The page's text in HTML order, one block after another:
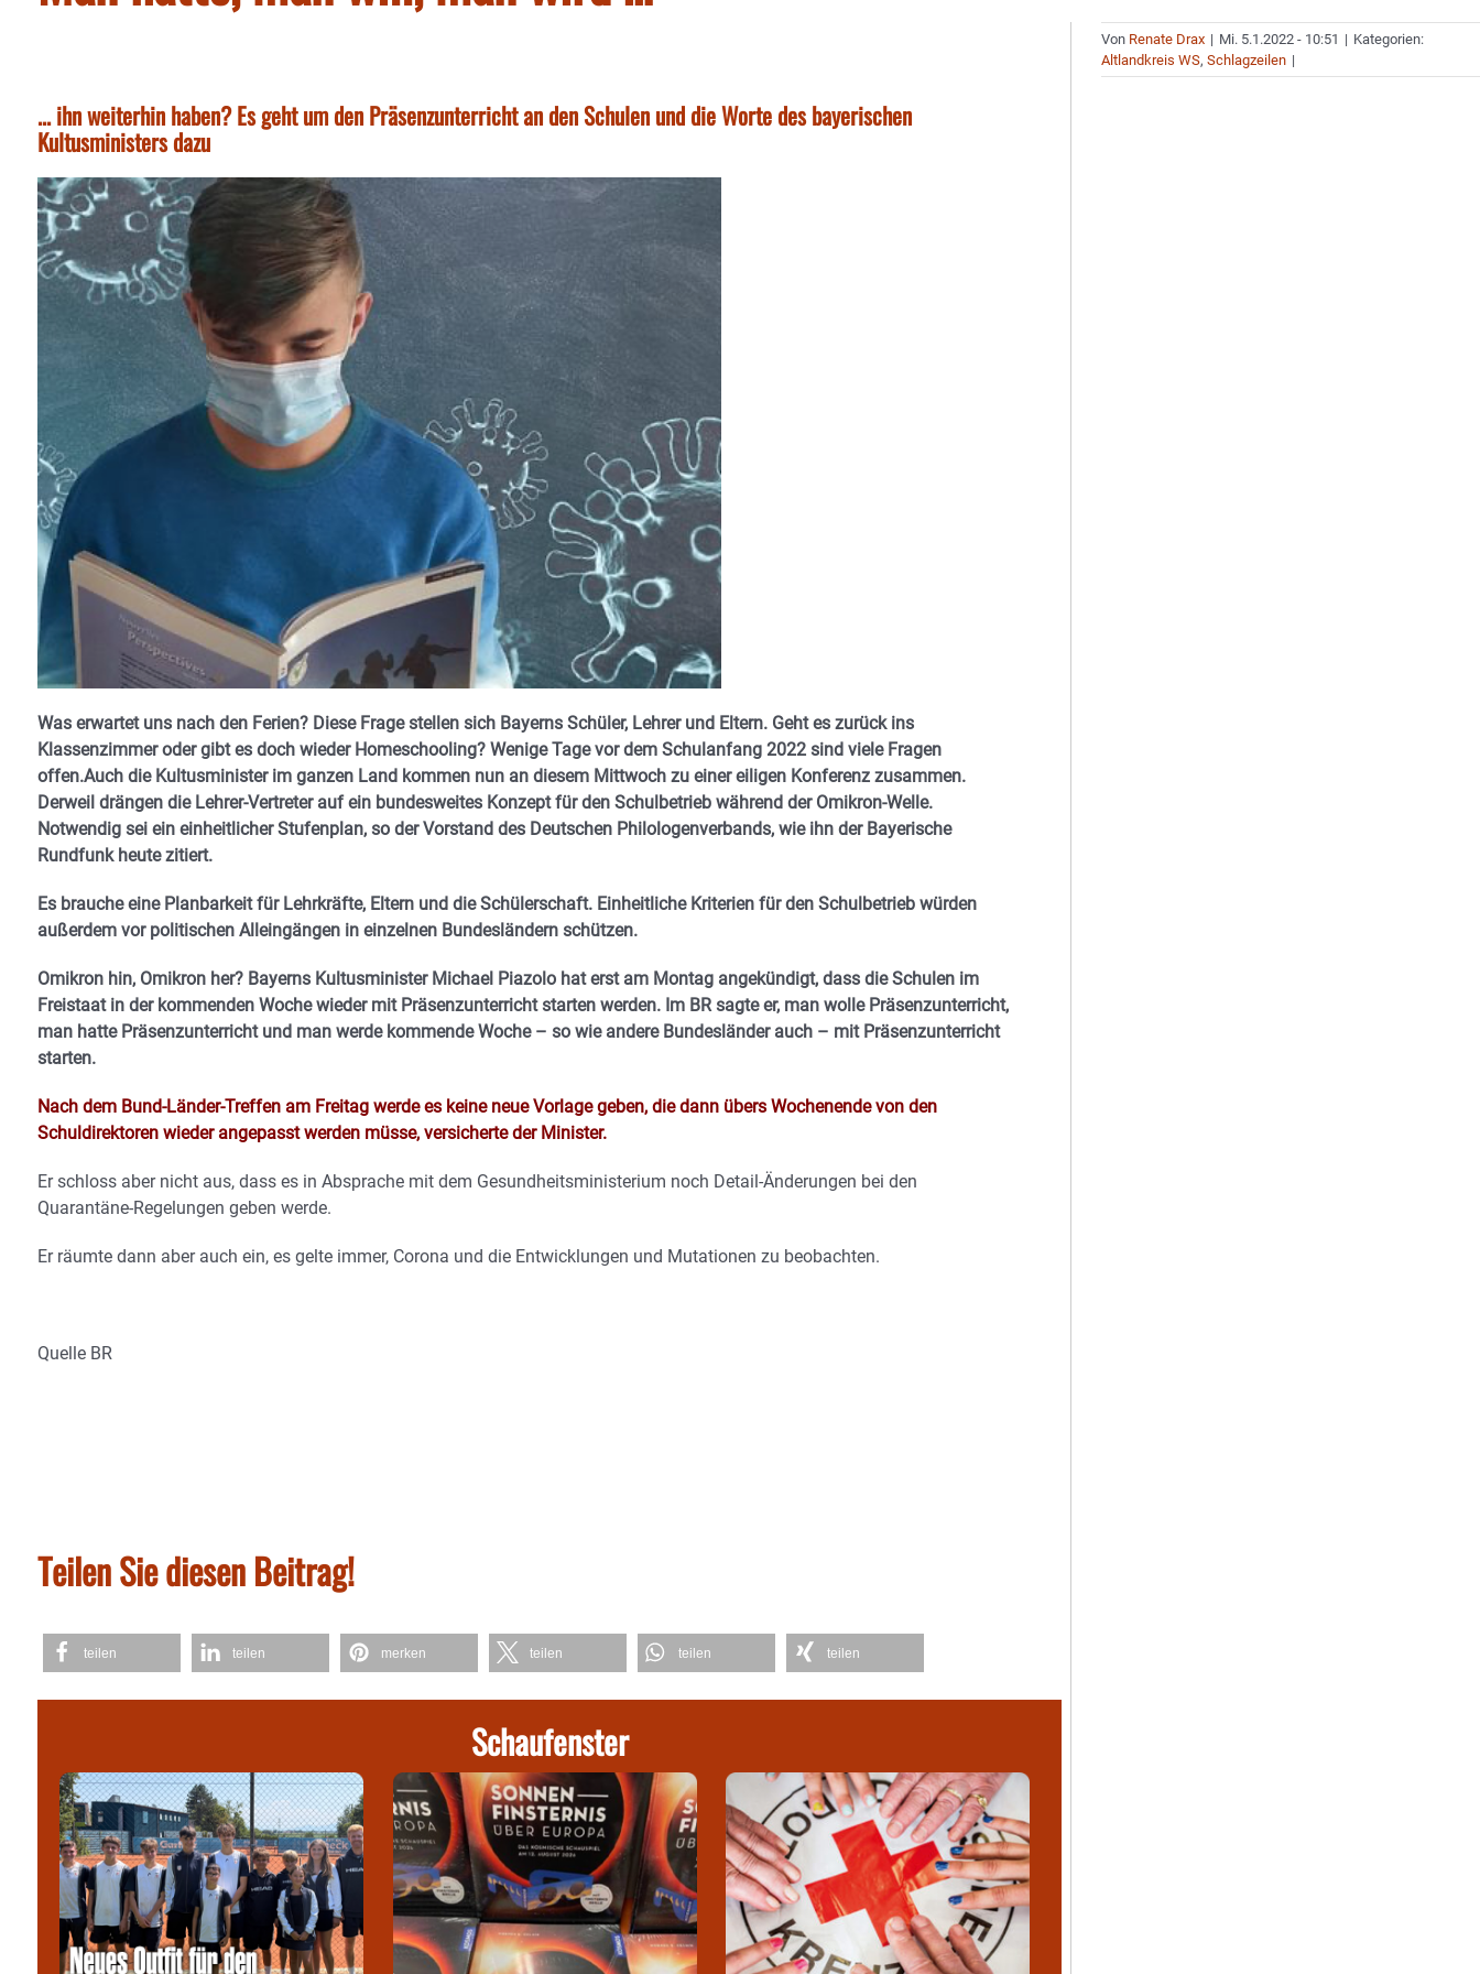
... ihn weiterhin haben? Es geht um den Präsenzunterricht an den Schulen und die Worte des bayerischen
Kultusministers dazu
Was erwartet uns nach den Ferien? Diese Frage stellen sich Bayerns Schüler, Lehrer und Eltern. Geht es zurück ins
Klassenzimmer oder gibt es doch wieder Homeschooling? Wenige Tage vor dem Schulanfang 2022 sind viele Fragen
offen.Auch die Kultusminister im ganzen Land kommen nun an diesem Mittwoch zu einer eiligen Konferenz zusammen.
Derweil drängen die Lehrer-Vertreter auf ein bundesweites Konzept für den Schulbetrieb während der Omikron-Welle.
Notwendig sei ein einheitlicher Stufenplan, so der Vorstand des Deutschen Philologenverbands, wie ihn der Bayerische
Rundfunk heute zitiert.
Es brauche eine Planbarkeit für Lehrkräfte, Eltern und die Schülerschaft. Einheitliche Kriterien für den Schulbetrieb würden
außerdem vor politischen Alleingängen in einzelnen Bundesländern schützen.
Omikron hin, Omikron her? Bayerns Kultusminister Michael Piazolo hat erst am Montag angekündigt, dass die Schulen im
Freistaat in der kommenden Woche wieder mit Präsenzunterricht starten werden. Im BR sagte er, man wolle Präsenzunterricht,
man hatte Präsenzunterricht und man werde kommende Woche – so wie andere Bundesländer auch – mit Präsenzunterricht
starten.
Nach dem Bund-Länder-Treffen am Freitag werde es keine neue Vorlage geben, die dann übers Wochenende von den
Schuldirektoren wieder angepasst werden müsse, versicherte der Minister.
Er schloss aber nicht aus, dass es in Absprache mit dem Gesundheitsministerium noch Detail-Änderungen bei den
Quarantäne-Regelungen geben werde.
Er räumte dann aber auch ein, es gelte immer, Corona und die Entwicklungen und Mutationen zu beobachten.
Quelle BR
Teilen Sie diesen Beitrag!
teilen teilen merken teilen teilen teilen
Schaufenster
Von Renate Drax | Mi. 5.1.2022 - 10:51 | Kategorien:
Altlandkreis WS,Schlagzeilen |